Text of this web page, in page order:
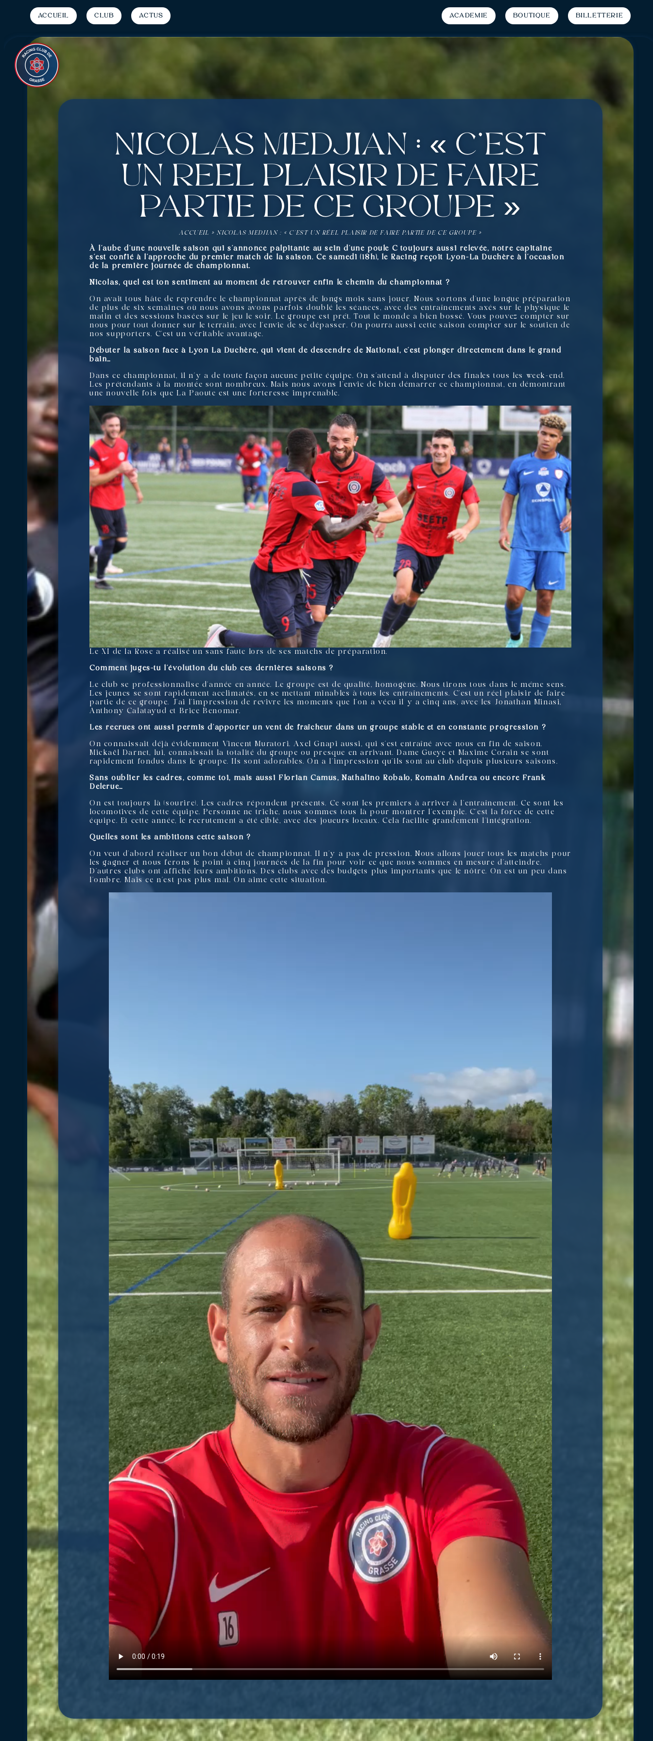
Accueil Club Actus Académie Boutique Billetterie
Nicolas Medjian : « C’est
un réel plaisir de faire
partie de ce groupe »
ACCUEIL »NICOLAS MEDJIAN : « C’EST UN RÉEL PLAISIR DE FAIRE PARTIE DE CE GROUPE »
À l’aube d’une nouvelle saison qui s’annonce palpitante au sein d’une poule C toujours aussi relevée, notre capitaine
s’est confié à l’approche du premier match de la saison. Ce samedi (18h), le Racing reçoit Lyon-La Duchère à l’occasion
de la première journée de championnat.
Nicolas, quel est ton sentiment au moment de retrouver enfin le chemin du championnat ?
On avait tous hâte de reprendre le championnat après de longs mois sans jouer. Nous sortons d’une longue préparation
de plus de six semaines où nous avons avons parfois doublé les séances, avec des entraînements axés sur le physique le
matin et des sessions basées sur le jeu le soir. Le groupe est prêt. Tout le monde a bien bossé. Vous pouvez compter sur
nous pour tout donner sur le terrain, avec l’envie de se dépasser. On pourra aussi cette saison compter sur le soutien de
nos supporters. C’est un véritable avantage.
Débuter la saison face à Lyon La Duchère, qui vient de descendre de National, c’est plonger directement dans le grand
bain…
Dans ce championnat, il n’y a de toute façon aucune petite équipe. On s’attend à disputer des finales tous les week-end.
Les prétendants à la montée sont nombreux. Mais nous avons l’envie de bien démarrer ce championnat, en démontrant
une nouvelle fois que La Paoute est une forteresse imprenable.
Le XI de la Rose a réalisé un sans faute lors de ses matchs de préparation.
Comment juges-tu l’évolution du club ces dernières saisons ?
Le club se professionnalise d’année en année. Le groupe est de qualité, homogène. Nous tirons tous dans le même sens.
Les jeunes se sont rapidement acclimatés, en se mettant minables à tous les entraînements. C’est un réel plaisir de faire
partie de ce groupe. J’ai l’impression de revivre les moments que l’on a vécu il y a cinq ans, avec les Jonathan Minasi,
Anthony Calatayud et Brice Benomar.
Les recrues ont aussi permis d’apporter un vent de fraîcheur dans un groupe stable et en constante progression ?
On connaissait déjà évidemment Vincent Muratori. Axel Gnapi aussi, qui s’est entraîné avec nous en fin de saison.
Mickaël Darnet, lui, connaissait la totalité du groupe ou presque en arrivant. Dame Gueye et Maxime Corain se sont
rapidement fondus dans le groupe. Ils sont adorables. On a l’impression qu’ils sont au club depuis plusieurs saisons.
Sans oublier les cadres, comme toi, mais aussi Florian Camus, Nathalino Robalo, Romain Andrea ou encore Frank
Delerue…
On est toujours là (sourire). Les cadres répondent présents. Ce sont les premiers à arriver à l’entraînement. Ce sont les
locomotives de cette équipe. Personne ne triche, nous sommes tous là pour montrer l’exemple. C’est la force de cette
équipe. Et cette année, le recrutement a été ciblé, avec des joueurs locaux. Cela facilite grandement l’intégration.
Quelles sont les ambitions cette saison ?
On veut d’abord réaliser un bon début de championnat. Il n’y a pas de pression. Nous allons jouer tous les matchs pour
les gagner et nous ferons le point à cinq journées de la fin pour voir ce que nous sommes en mesure d’atteindre.
D’autres clubs ont affiché leurs ambitions. Des clubs avec des budgets plus importants que le nôtre. On est un peu dans
l’ombre. Mais ce n’est pas plus mal. On aime cette situation.